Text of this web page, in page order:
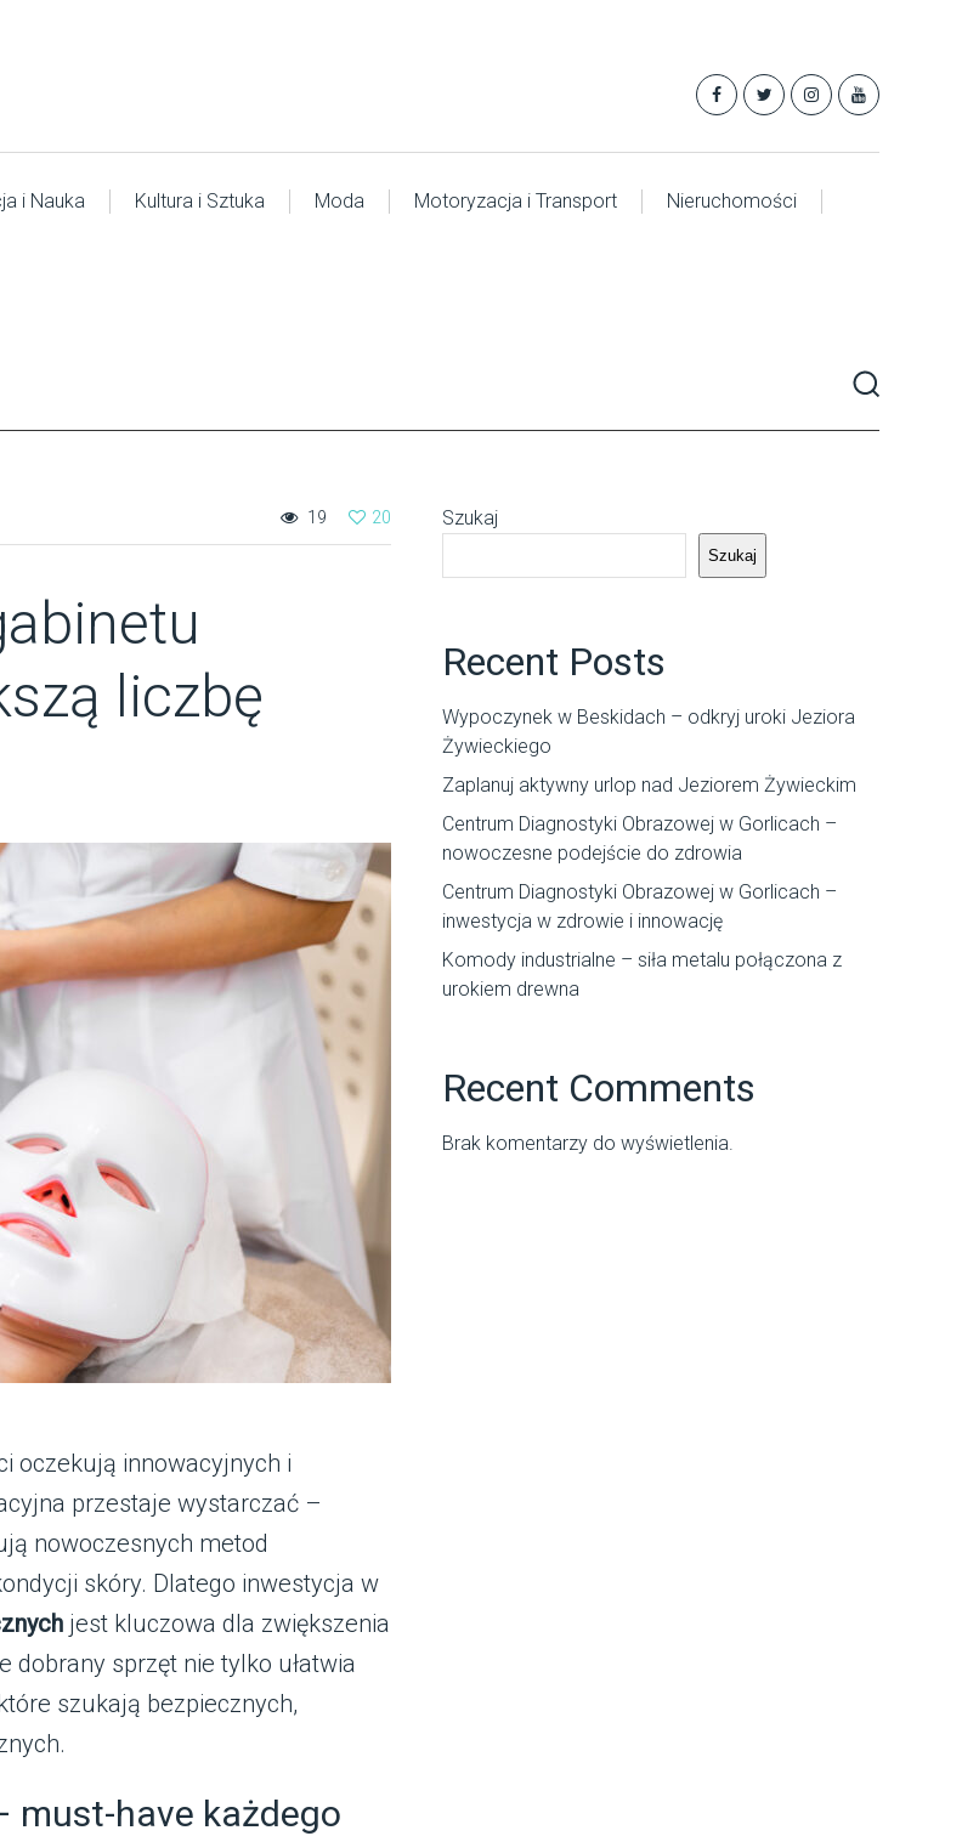
i Nauka Kultura i Sztuka Moda Motoryzacja i Transport Nieruchomości
20
19
liczbę
oczekują innowacyjnych i
przestaje wystarczać –
nowoczesnych metod
skóry. Dlatego inwestycja w
jest kluczowa dla zwiększenia
dobrany sprzęt nie tylko ułatwia
szukają bezpiecznych,
must-have każdego
Szukaj
Szukaj
Recent Posts
Wypoczynek w Beskidach – odkryj uroki Jeziora
Żywieckiego
Zaplanuj aktywny urlop nad Jeziorem Żywieckim
Centrum Diagnostyki Obrazowej w Gorlicach –
nowoczesne podejście do zdrowia
Centrum Diagnostyki Obrazowej w Gorlicach –
inwestycja w zdrowie i innowację
Komody industrialne – siła metalu połączona z
urokiem drewna
Recent Comments
Brak komentarzy do wyświetlenia.